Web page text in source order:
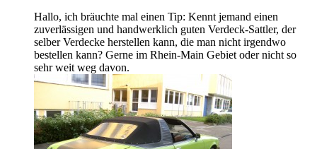
Hallo, ich bräuchte mal einen Tip: Kennt jemand einen
zuverlässigen und handwerklich guten Verdeck-Sattler, der
selber Verdecke herstellen kann, die man nicht irgendwo
bestellen kann? Gerne im Rhein-Main Gebiet oder nicht so
sehr weit weg davon.